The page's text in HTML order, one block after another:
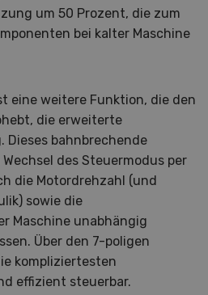
um 50 Prozent, die zum
bei kalter Maschine
eine weitere Funktion, die den
die erweiterte
bahnbrechende
des Steuermodus per
die Motordrehzahl (und
sowie die
Maschine unabhängig
Über den 7-poligen
kompliziertesten
effizient steuerbar.